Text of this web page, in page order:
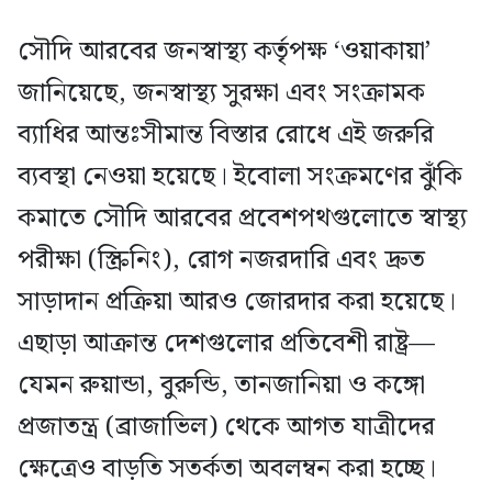
সৌদি আরবের জনস্বাস্থ্য কর্তৃপক্ষ ‘ওয়াকায়া’
জানিয়েছে, জনস্বাস্থ্য সুরক্ষা এবং সংক্রামক
ব্যাধির আন্তঃসীমান্ত বিস্তার রোধে এই জরুরি
ব্যবস্থা নেওয়া হয়েছে। ইবোলা সংক্রমণের ঝুঁকি
কমাতে সৌদি আরবের প্রবেশপথগুলোতে স্বাস্থ্য
পরীক্ষা (স্ক্রিনিং), রোগ নজরদারি এবং দ্রুত
সাড়াদান প্রক্রিয়া আরও জোরদার করা হয়েছে।
এছাড়া আক্রান্ত দেশগুলোর প্রতিবেশী রাষ্ট্র—
যেমন রুয়ান্ডা, বুরুন্ডি, তানজানিয়া ও কঙ্গো
প্রজাতন্ত্র (ব্রাজাভিল) থেকে আগত যাত্রীদের
ক্ষেত্রেও বাড়তি সতর্কতা অবলম্বন করা হচ্ছে।